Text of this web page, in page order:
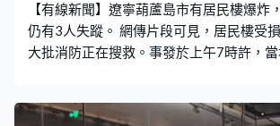
【有線新聞】遼寧葫蘆島市有居民樓爆炸
仍有3人失蹤。 網傳片段可見，居民樓受
大批消防正在搜救。事發於上午7時許，當
前傷者已被送院治療，事故原因仍在調查